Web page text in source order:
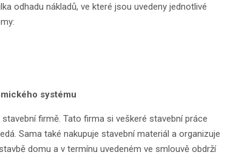
odhadu nákladů, ve které jsou uvedeny jednotlivé
systému
firmě. Tato firma si veškeré stavební práce
Sama také nakupuje stavební materiál a organizuje
domu a v termínu uvedeném ve smlouvě obdrží